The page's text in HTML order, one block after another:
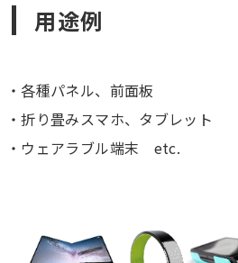
用途例
各種パネル、前面板
折り畳みスマホ、タブレット
ウェアラブル端末 etc.